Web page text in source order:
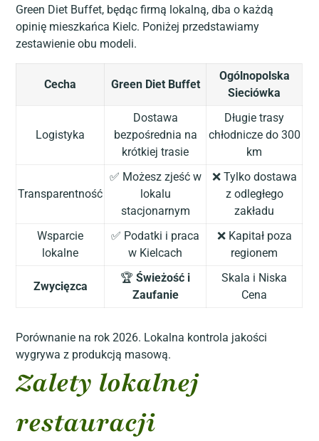
Green Diet Buffet, będąc firmą lokalną, dba o każdą
opinię mieszkańca Kielc. Poniżej przedstawiamy
zestawienie obu modeli.
Cecha Green Diet Buffet
Ogólnopolska
Sieciówka
Logistyka
Dostawa
bezpośrednia na
krótkiej trasie
Długie trasy
chłodnicze do 300
km
Transparentność
✅ Możesz zjeść w
lokalu
stacjonarnym
❌ Tylko dostawa
z odległego
zakładu
Wsparcie
lokalne
✅ Podatki i praca
w Kielcach
❌ Kapitał poza
regionem
Zwycięzca
🏆Świeżość i
Zaufanie
Skala i Niska
Cena
Porównanie na rok 2026. Lokalna kontrola jakości
wygrywa z produkcją masową.
Zalety lokalnej
restauracji